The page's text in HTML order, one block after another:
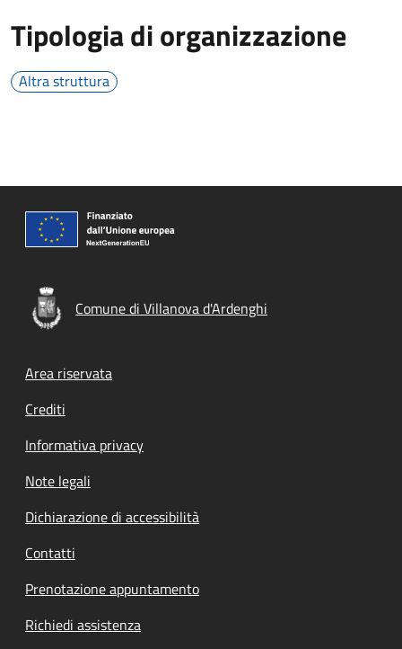
Tipologia di organizzazione
Altra struttura
Comune di Villanova d'Ardenghi
Footer menu
Area riservata
Crediti
Informativa privacy
Note legali
Dichiarazione di accessibilità
Contatti
Prenotazione appuntamento
Richiedi assistenza